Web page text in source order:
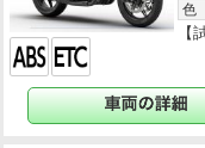
色
【